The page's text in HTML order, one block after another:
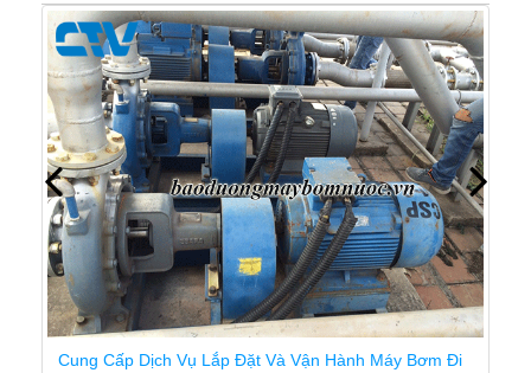
Cung Cấp Dịch Vụ Lắp Đặt Và Vận Hành Máy Bơm Đi